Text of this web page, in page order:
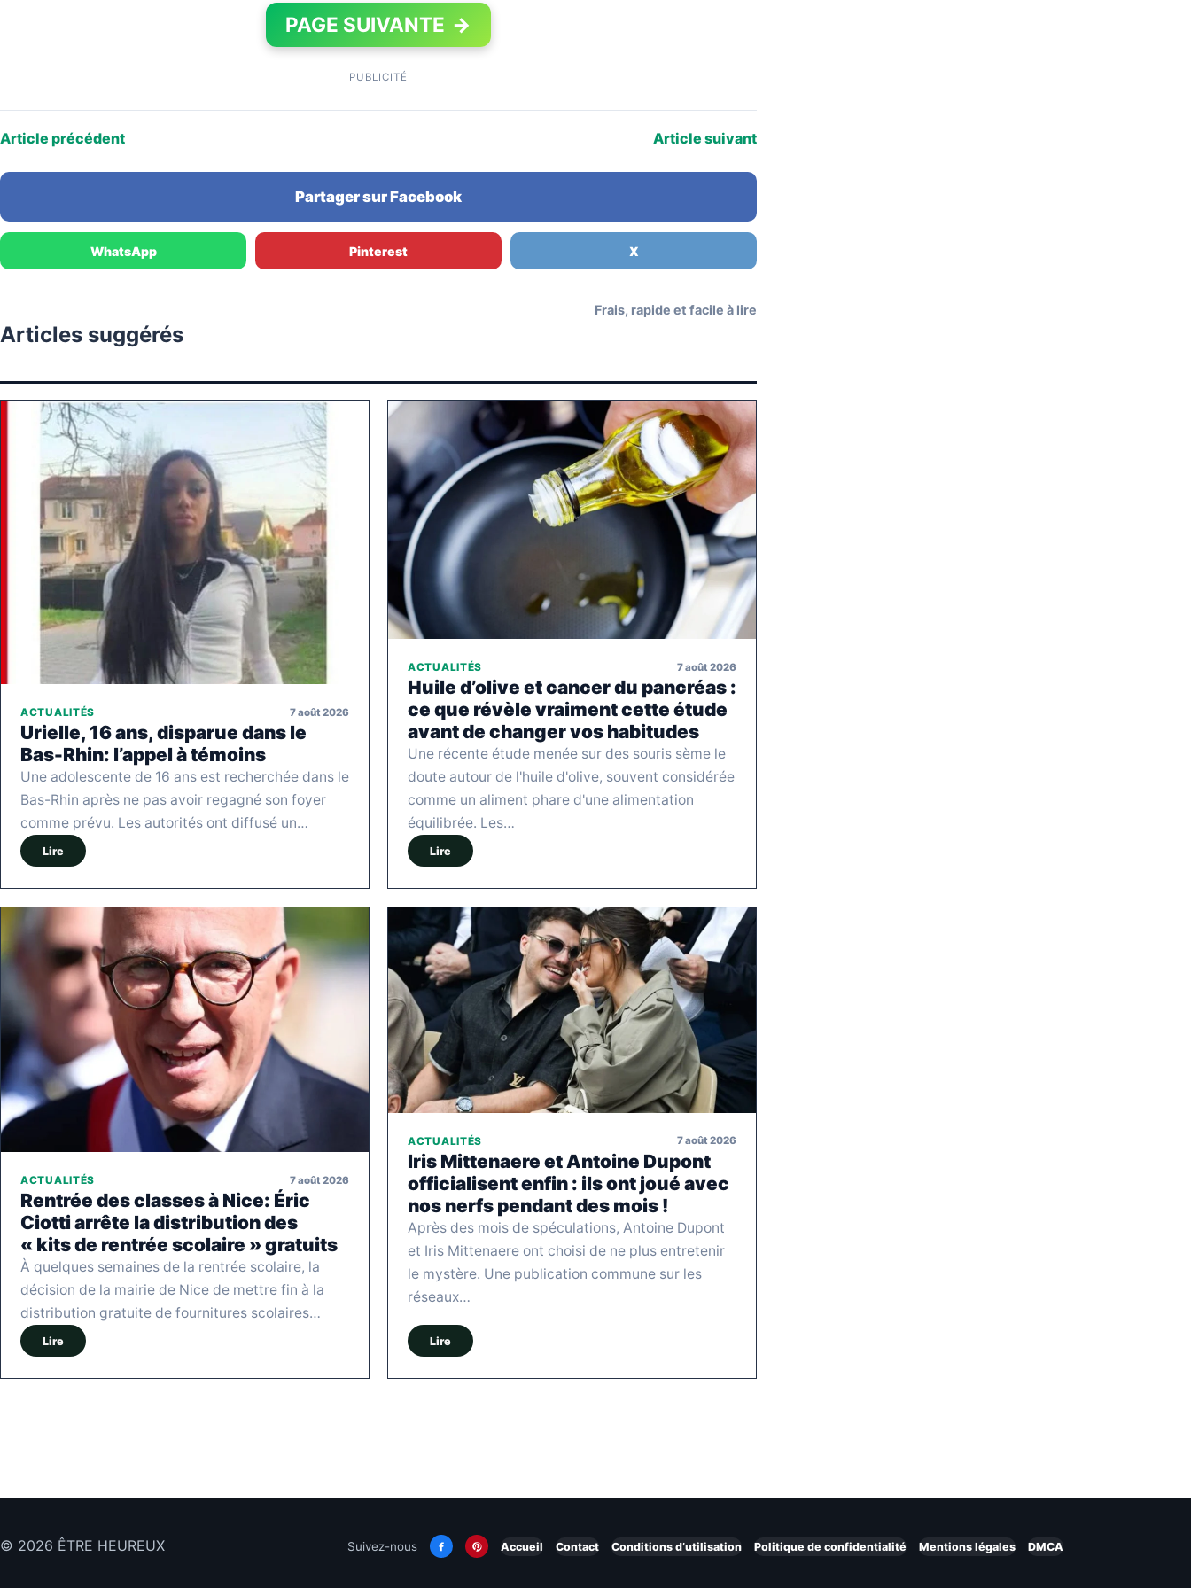
PAGE SUIVANTE →
PUBLICITÉ
Article précédent Article suivant
Partager sur Facebook
WhatsApp Pinterest X
Articles suggérés
Frais, rapide et facile à lire
ACTUALITÉS 7 août 2026
Urielle, 16 ans, disparue dans le
Bas-Rhin: l’appel à témoins
Une adolescente de 16 ans est recherchée dans le
Bas-Rhin après ne pas avoir regagné son foyer
comme prévu. Les autorités ont diffusé un…
Lire
ACTUALITÉS 7 août 2026
Huile d’olive et cancer du pancréas :
ce que révèle vraiment cette étude
avant de changer vos habitudes
Une récente étude menée sur des souris sème le
doute autour de l'huile d'olive, souvent considérée
comme un aliment phare d'une alimentation
équilibrée. Les…
Lire
ACTUALITÉS 7 août 2026
Rentrée des classes à Nice: Éric
Ciotti arrête la distribution des
« kits de rentrée scolaire » gratuits
À quelques semaines de la rentrée scolaire, la
décision de la mairie de Nice de mettre fin à la
distribution gratuite de fournitures scolaires…
Lire
ACTUALITÉS 7 août 2026
Iris Mittenaere et Antoine Dupont
officialisent enfin : ils ont joué avec
nos nerfs pendant des mois !
Après des mois de spéculations, Antoine Dupont
et Iris Mittenaere ont choisi de ne plus entretenir
le mystère. Une publication commune sur les
réseaux…
Lire
© 2026 ÊTRE HEUREUX Suivez-nous Accueil Contact Conditions d’utilisation Politique de confidentialité Mentions légales DMCA